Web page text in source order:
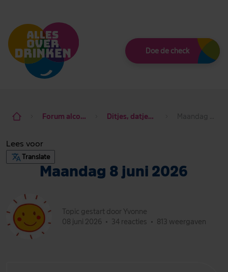
Doe de check
Forum alcohol de baas Ditjes, datjes & dagdraad
Lees voor
Translate
Maandag 8 juni 2026
Topic gestart door Yvonne
08 juni 2026
• 34 reacties • 813 weergaven